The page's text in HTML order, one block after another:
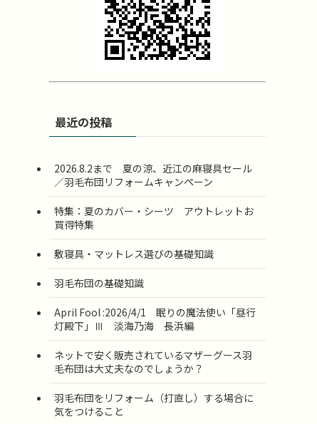
最近の投稿
2026.8.2まで 夏の涼、近江の麻寝具セール
／羽毛布団リフォームキャンペーン
特集：夏のカバー・シーツ アウトレットお
買得特集
敷寝具・マットレス選びの基礎知識
羽毛布団の基礎知識
April Fool :2026/4/1 眠りの魔法使い「昼行
灯殿下」Ⅲ 淡海乃海 長浜編
ネットで安く販売されているマザーグース羽
毛布団は大丈夫なのでしょうか？
羽毛布団をリフォーム（打直し）する場合に
気をつけること